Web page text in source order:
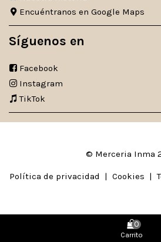
Encuéntranos en Google Maps
Síguenos en
Facebook
Instagram
TikTok
© Merceria Inma
Política de privacidad | Cookies |
Carrito
0